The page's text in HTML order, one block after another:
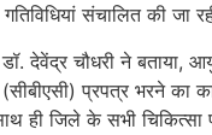
संचालित की जा
देवेंद्र चौधरी ने बताया,
(सीबीएसी) प्रपत्र भरने का
ही जिले के सभी चिकित्सा